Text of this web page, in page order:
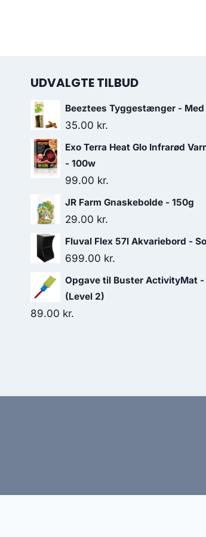
UDVALGTE TILBUD
Beeztees Tyggestænger -
35.00 kr.
Exo Terra Heat Glo Infrarød
- 100w
99.00 kr.
JR Farm Gnaskebolde - 150g
29.00 kr.
Fluval Flex 57l Akvariebord -
699.00 kr.
Opgave til Buster ActivityMat
(Level 2)
89.00 kr.